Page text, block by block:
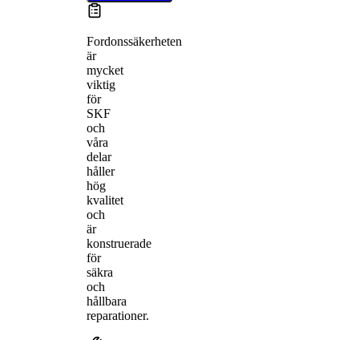
Fordonssäkerheten
är
mycket
viktig
för
SKF
och
våra
delar
håller
hög
kvalitet
och
är
konstruerade
för
säkra
och
hållbara
reparationer.